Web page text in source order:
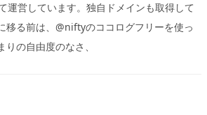
運営しています。独自ドメインも取得して
移る前は、@niftyのココログフリーを使っ
の自由度のなさ、